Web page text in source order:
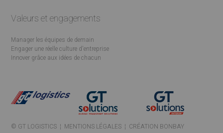
Valeurs et engagements
Manager les équipes de demain
Engager une réelle culture d'entreprise
Innover grâce aux idées de chacun
© GT LOGISTICS ¦ MENTIONS LÉGALES ¦ CRÉATION BONBAY